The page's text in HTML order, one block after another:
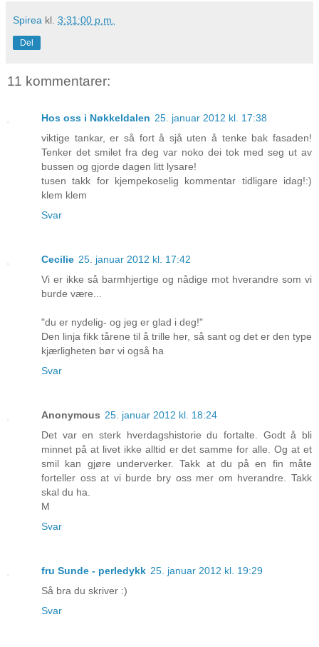
Spirea kl. 3:31:00 p.m.
Del
11 kommentarer:
Hos oss i Nøkkeldalen 25. januar 2012 kl. 17:38
viktige tankar, er så fort å sjå uten å tenke bak fasaden!
Tenker det smilet fra deg var noko dei tok med seg ut av
bussen og gjorde dagen litt lysare!
tusen takk for kjempekoselig kommentar tidligare idag!:)
klem klem
Svar
Cecilie 25. januar 2012 kl. 17:42
Vi er ikke så barmhjertige og nådige mot hverandre som vi
burde være...
"du er nydelig- og jeg er glad i deg!"
Den linja fikk tårene til å trille her, så sant og det er den type
kjærligheten bør vi også ha
Svar
Anonymous 25. januar 2012 kl. 18:24
Det var en sterk hverdagshistorie du fortalte. Godt å bli
minnet på at livet ikke alltid er det samme for alle. Og at et
smil kan gjøre underverker. Takk at du på en fin måte
forteller oss at vi burde bry oss mer om hverandre. Takk
skal du ha.
M
Svar
fru Sunde - perledykk 25. januar 2012 kl. 19:29
Så bra du skriver :)
Svar